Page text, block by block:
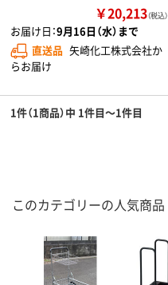
￥20,213（税込）
お届け日：9月16日（水）まで
直送品 矢崎化工株式会社か
らお届け
1件（1商品）中 1件目～1件目
このカテゴリーの人気商品